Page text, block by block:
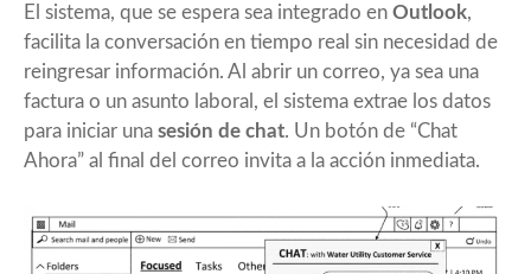
El sistema, que se espera sea integrado en Outlook,
facilita la conversación en tiempo real sin necesidad de
reingresar información. Al abrir un correo, ya sea una
factura o un asunto laboral, el sistema extrae los datos
para iniciar una sesión de chat. Un botón de “Chat
Ahora” al final del correo invita a la acción inmediata.